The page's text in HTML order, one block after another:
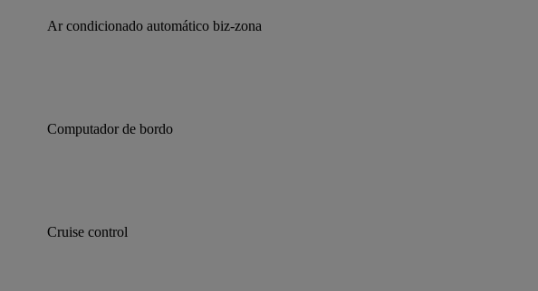
Ar condicionado automático biz-zona
Computador de bordo
Cruise control